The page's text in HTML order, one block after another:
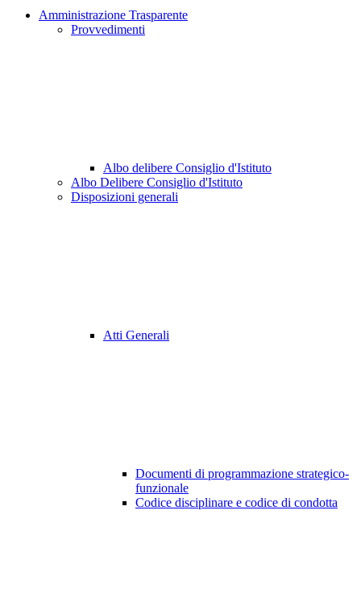
Amministrazione Trasparente
Provvedimenti
Albo delibere Consiglio d'Istituto
Albo Delibere Consiglio d'Istituto
Disposizioni generali
Atti Generali
Documenti di programmazione strategico-
funzionale
Codice disciplinare e codice di condotta